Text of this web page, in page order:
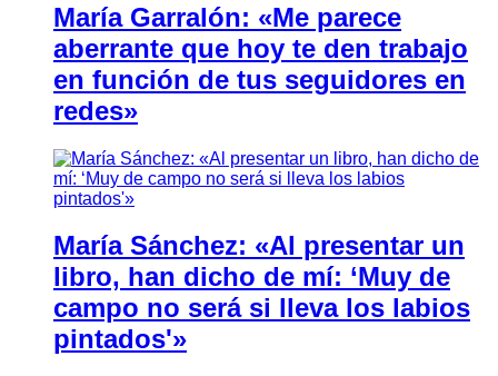
María Garralón: «Me parece
aberrante que hoy te den trabajo
en función de tus seguidores en
redes»
María Sánchez: «Al presentar un
libro, han dicho de mí: ‘Muy de
campo no será si lleva los labios
pintados'»